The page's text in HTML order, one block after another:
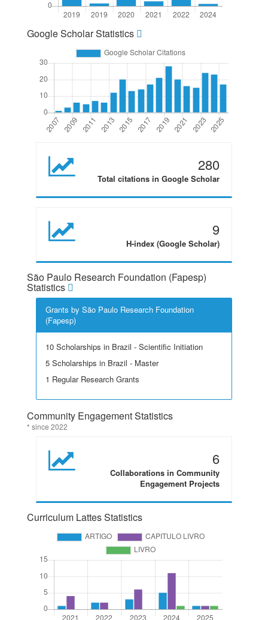
Google Scholar Statistics
280
Total citations in Google Scholar
9
H-index (Google Scholar)
São Paulo Research Foundation (Fapesp)
Statistics
Grants by São Paulo Research Foundation
(Fapesp)
10 Scholarships in Brazil - Scientific Initiation
5 Scholarships in Brazil - Master
1 Regular Research Grants
Community Engagement Statistics
* since 2022
6
Collaborations in Community
Engagement Projects
Curriculum Lattes Statistics